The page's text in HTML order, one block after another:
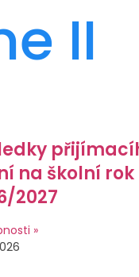
II
na školní rok
2027
»